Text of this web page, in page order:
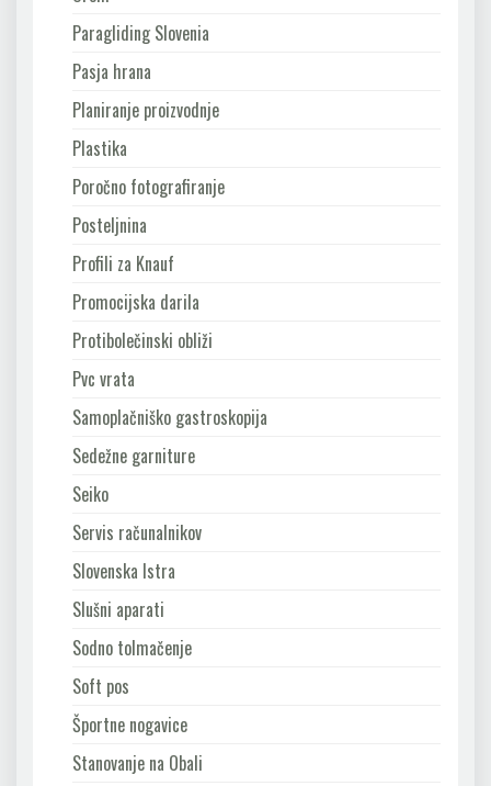
Paragliding Slovenia
Pasja hrana
Planiranje proizvodnje
Plastika
Poročno fotografiranje
Posteljnina
Profili za Knauf
Promocijska darila
Protibolečinski obliži
Pvc vrata
Samoplačniško gastroskopija
Sedežne garniture
Seiko
Servis računalnikov
Slovenska Istra
Slušni aparati
Sodno tolmačenje
Soft pos
Športne nogavice
Stanovanje na Obali